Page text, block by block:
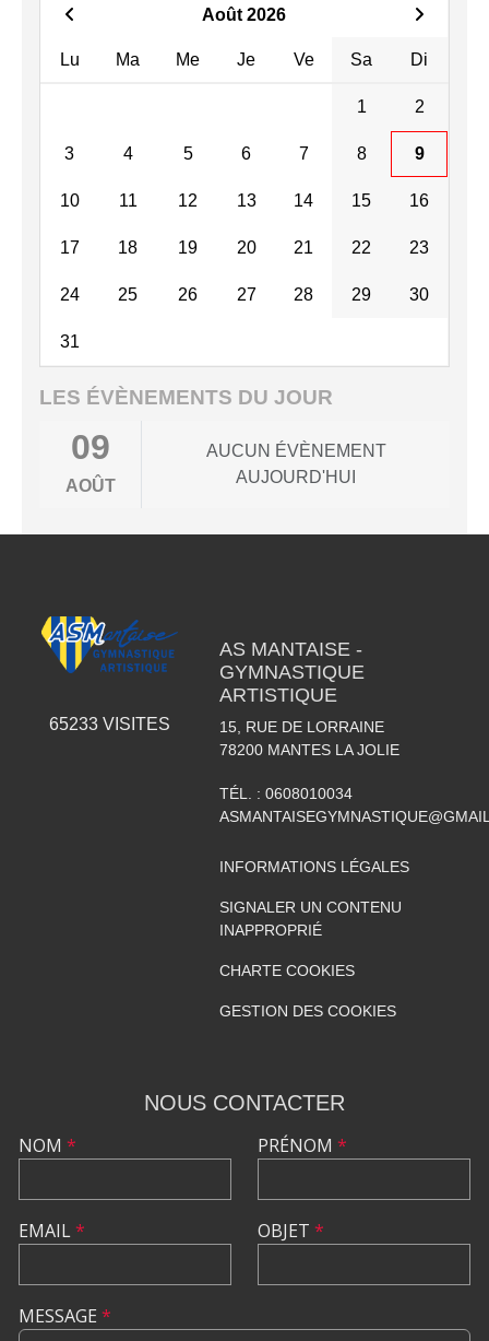
Août 2026
Lu Ma Me Je Ve Sa Di
1 2
3 4 5 6 7 8 9
10 11 12 13 14 15 16
17 18 19 20 21 22 23
24 25 26 27 28 29 30
31
LES ÉVÈNEMENTS DU JOUR
09
AOÛT
AUCUN ÉVÈNEMENT
AUJOURD'HUI
65233VISITES
AS MANTAISE -
GYMNASTIQUE
ARTISTIQUE
15, RUE DE LORRAINE
78200 MANTES LA JOLIE
TÉL. : 0608010034
INFORMATIONS LÉGALES
SIGNALER UN CONTENU
INAPPROPRIÉ
CHARTE COOKIES
GESTION DES COOKIES
NOUS CONTACTER
NOM *
EMAIL*
PRÉNOM *
OBJET *
MESSAGE *